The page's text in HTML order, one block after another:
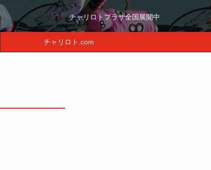
チャリロトプラザ全国展開中
チャリロト.com